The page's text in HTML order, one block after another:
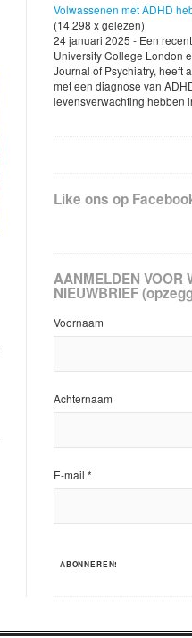
Volwassenen met ADHD
(14,298 x gelezen)
24 januari 2025 - Een
University College London
Journal of Psychiatry, heeft
met een diagnose van
levensverwachting hebben
Like ons op
AANMELDEN VOOR
NIEUWBRIEF
Voornaam
Achternaam
E-mail *